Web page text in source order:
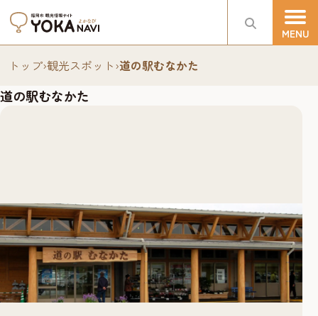
トップ›観光スポット›道の駅むなかた
道の駅むなかた